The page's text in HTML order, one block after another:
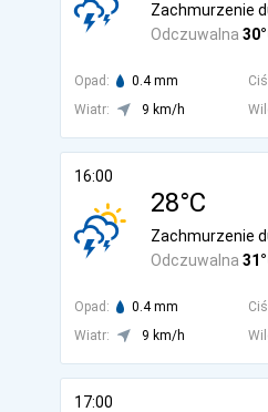
Odczuwalna
Zachmurzenie
Opad: 0.4 mm
Wiatr:
9 km/h
16:00
28°C
Odczuwalna
Zachmurzenie
Opad: 0.4 mm
Wiatr:
9 km/h
17:00